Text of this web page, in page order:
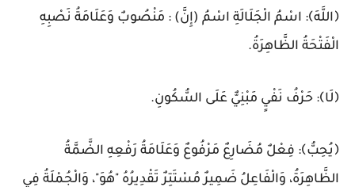
﴿اللَّهَ﴾: اسْمُ الْجَلَالَةِ اسْمُ (إِنَّ) : مَنْصُوبٌ وَعَلَامَةُ نَصْبِهِ
الْفَتْحَةُ الظَّاهِرَةُ.
﴿لَا﴾: حَرْفُ نَفْيٍ مَبْنِيٌّ عَلَى السُّكُونِ.
﴿يُحِبُّ﴾: فِعْلٌ مُضَارِعٌ مَرْفُوعٌ وَعَلَامَةُ رَفْعِهِ الضَّمَّةُ
الظَّاهِرَةُ، وَالْفَاعِلُ ضَمِيرٌ مُسْتَتِرٌ تَقْدِيرُهُ "هُوَ"، وَالْجُمْلَةُ فِي